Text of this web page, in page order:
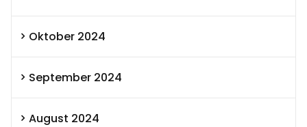
Oktober 2024
September 2024
August 2024